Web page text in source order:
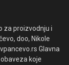
za proizvodnju i
doo, Nikole
Glavna
koje